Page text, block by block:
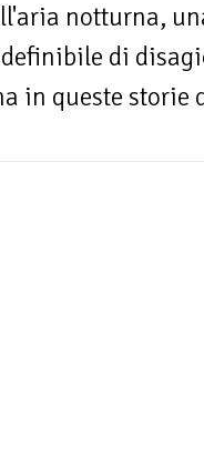
notturna,
di
in queste storie